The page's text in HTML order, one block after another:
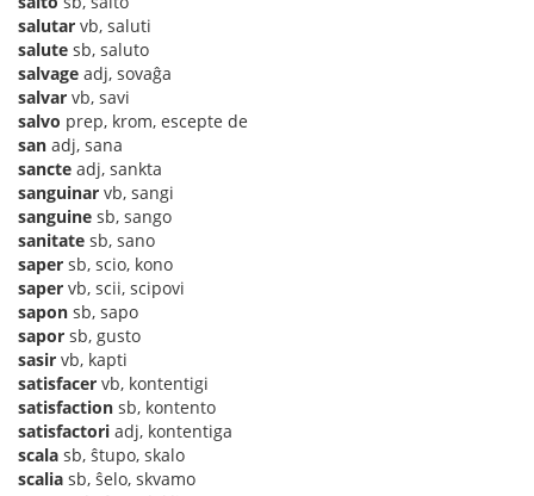
salutar vb, saluti
salute sb, saluto
salvage adj, sovaĝa
salvar vb, savi
salvo prep, krom, escepte de
san adj, sana
sancte adj, sankta
sanguinar vb, sangi
sanguine sb, sango
sanitate sb, sano
saper sb, scio, kono
saper vb, scii, scipovi
sapon sb, sapo
sapor sb, gusto
sasir vb, kapti
satisfacer vb, kontentigi
satisfaction sb, kontento
satisfactori adj, kontentiga
scala sb, ŝtupo, skalo
scalia sb, ŝelo, skvamo